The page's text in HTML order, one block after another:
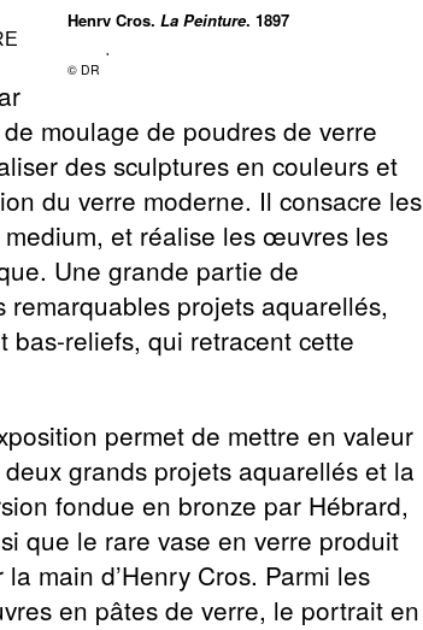
Henry Cros, La Peinture, 1897
© DR
moulage de poudres de verre
des sculptures en couleurs et
du verre moderne. Il consacre les
et réalise les œuvres les
Une grande partie de
remarquables projets aquarellés,
bas-reliefs, qui retracent cette
permet de mettre en valeur
deux grands projets aquarellés et la
fondue en bronze par Hébrard,
que le rare vase en verre produit
la main d’Henry Cros. Parmi les
en pâtes de verre, le portrait en